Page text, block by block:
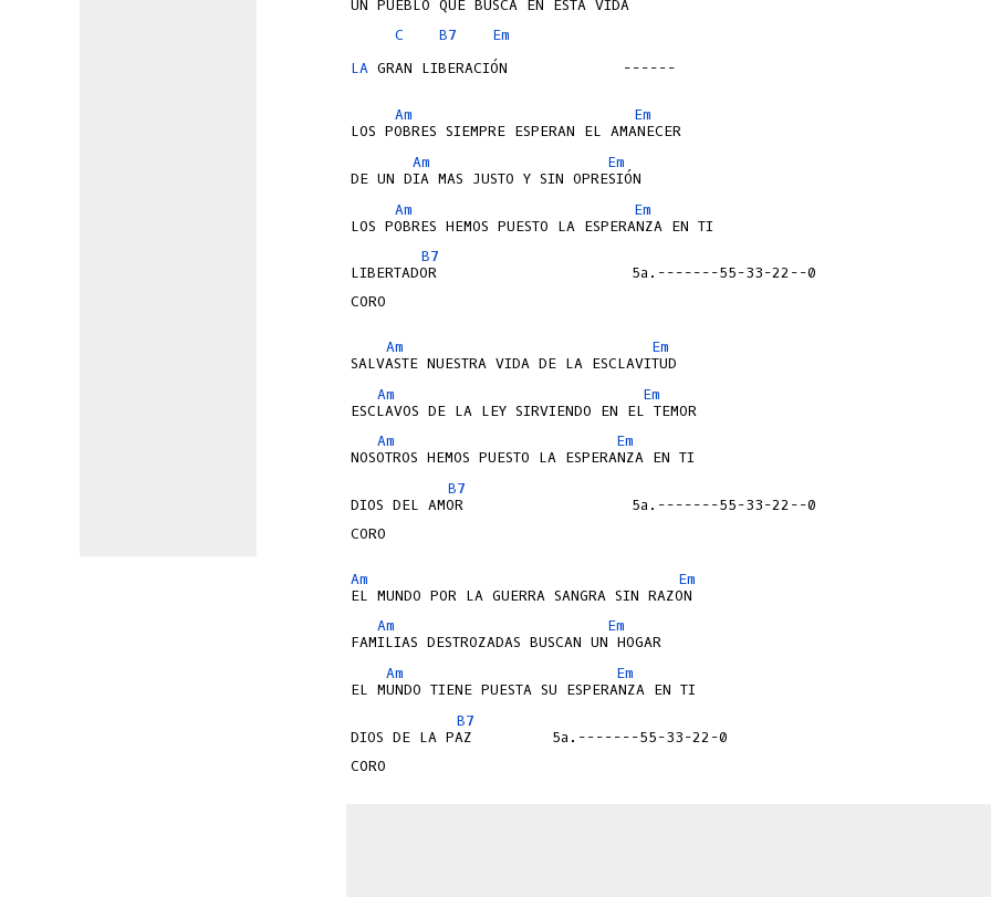
C
B7
Em
LA GRAN LIBERACIÓN             ------
Am
Em
Am
Em
Am
Em
B7
LIBERTADOR                      5a.-------55-33-22--0
CORO
Am
Em
Am
Em
Am
Em
B7
DIOS DEL AMOR                   5a.-------55-33-22--0
CORO
Am
Em
Am
Em
Am
Em
B7
DIOS DE LA PAZ         5a.-------55-33-22-0